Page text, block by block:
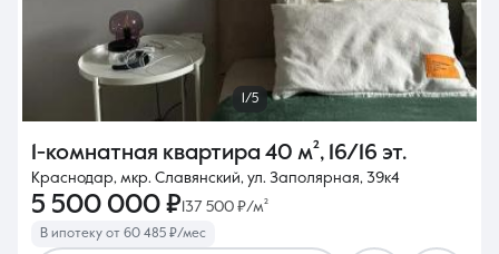
1/5
1-комнатная квартира 40 м², 16/16 эт.
Краснодар, мкр. Славянский, ул. Заполярная, 39к4
5 500 000 ₽137 500 ₽/м²
В ипотеку от 60 485 ₽/мес